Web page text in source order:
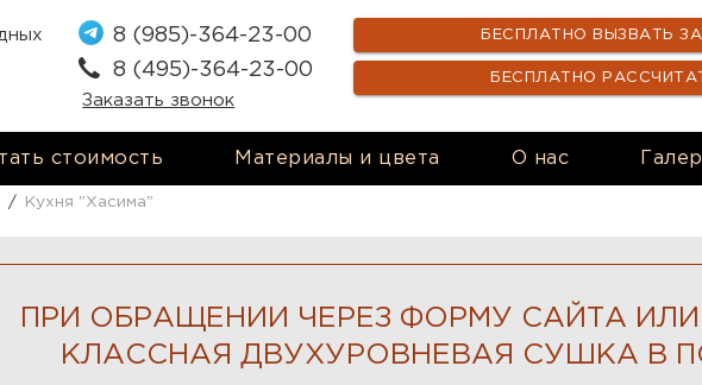
8 (985)-364-23-00
8 (495)-364-23-00
Заказать звонок
БЕСПЛАТНО ВЫЗВАТЬ
БЕСПЛАТНО
стоимость Материалы и цвета О нас
/ Кухня "Хасима"
ПРИ ОБРАЩЕНИИ ЧЕРЕЗ ФОРМУ САЙТА ИЛИ
КЛАССНАЯ ДВУХУРОВНЕВАЯ СУШКА В